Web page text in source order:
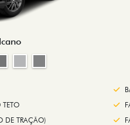
TETO
DE TRAÇÃO)